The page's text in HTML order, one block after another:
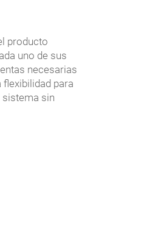
producto
uno de sus
necesarias
para
sistema sin